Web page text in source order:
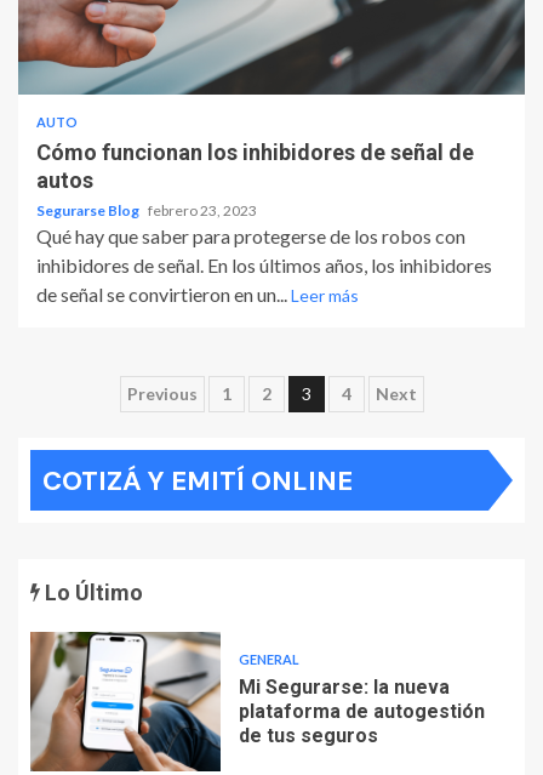
AUTO
Cómo funcionan los inhibidores de señal de
autos
Segurarse Blog febrero 23, 2023
Qué hay que saber para protegerse de los robos con
inhibidores de señal. En los últimos años, los inhibidores
de señal se convirtieron en un...Leer más
Paginación
de
entradas
Previous 1 2 3 4 Next
COTIZÁ Y EMITÍ ONLINE
Lo Último
GENERAL
Mi Segurarse: la nueva
plataforma de autogestión
de tus seguros